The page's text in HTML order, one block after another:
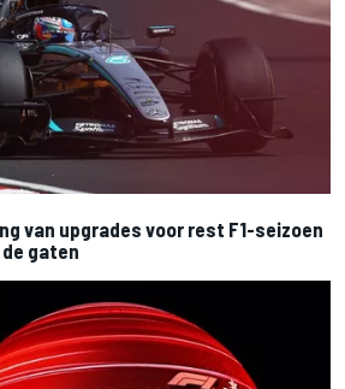
van upgrades voor rest F1-seizoen
gaten